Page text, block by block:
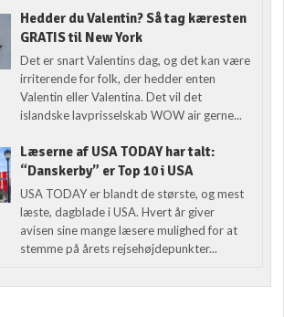
Hedder du Valentin? Så tag kæresten
GRATIS til New York
Det er snart Valentins dag, og det kan være
irriterende for folk, der hedder enten
Valentin eller Valentina. Det vil det
islandske lavprisselskab WOW air gerne...
Læserne af USA TODAY har talt:
“Danskerby” er Top 10 i USA
USA TODAY er blandt de største, og mest
læste, dagblade i USA. Hvert år giver
avisen sine mange læsere mulighed for at
stemme på årets rejsehøjdepunkter...